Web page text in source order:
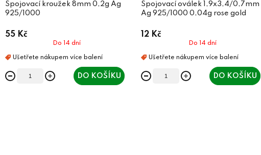
Spojovací kroužek 8mm 0,2g Ag
925/1000
55 Kč
Do 14 dní
DO KOŠÍKU
Spojovací oválek 1,9x3,4/0,7mm
Ag 925/1000 0,04g rose gold
12 Kč
Do 14 dní
DO KOŠÍKU